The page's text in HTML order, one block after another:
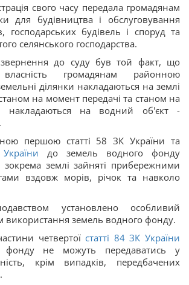
свого часу передала громадянам
для будівництва і обслуговування
господарських будівель і споруд та
селянського господарства.
до суду був той факт, що
громадянам районною
ділянки накладаються на землі
на момент передачі та станом на
накладаються на водний об'єкт -
першою статті 58 ЗК України та
до земель водного фонду
зокрема землі зайняті прибережними
вздовж морів, річок та навколо
установлено особливий
земель водного фонду.
четвертоїстатті 84 ЗК України
фонду не можуть передаватись у
крім випадків, передбачених